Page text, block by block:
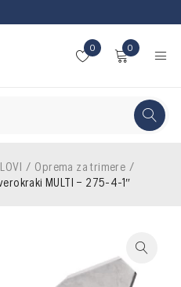
0 0
/ Oprema za trimere /
MULTI – 275-4-1″